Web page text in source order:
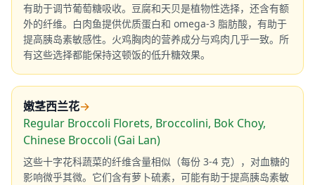
有助于调节葡萄糖吸收。豆腐和天贝是植物性选择，还含有额
外的纤维。白肉鱼提供优质蛋白和 omega-3 脂肪酸，有助于
提高胰岛素敏感性。火鸡胸肉的营养成分与鸡肉几乎一致。所
有这些选择都能保持这顿饭的低升糖效果。
嫩茎西兰花→
Regular Broccoli Florets, Broccolini, Bok Choy,
Chinese Broccoli (Gai Lan)
这些十字花科蔬菜的纤维含量相似（每份 3-4 克），对血糖的
影响微乎其微。它们含有萝卜硫素，可能有助于提高胰岛素敏